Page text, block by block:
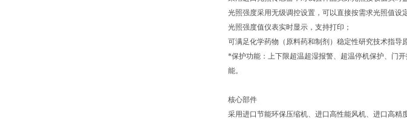
光照强度采用无级调控设置，可以直接按需求光照值设
光照强度值仪表实时显示，支持打印；
可满足化学药物（原料药和制剂）稳定性研究技术指导
*保护功能：上下限超温超湿报警、超温停机保护、门
能。
核心部件
采用进口节能环保压缩机、进口高性能风机、进口高精